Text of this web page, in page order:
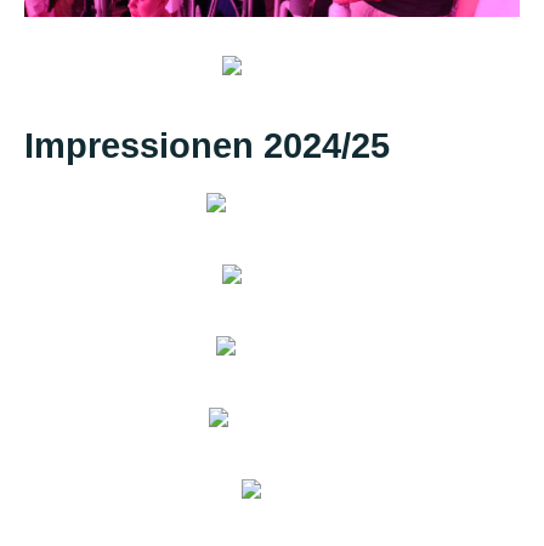
Impressionen 2024/25